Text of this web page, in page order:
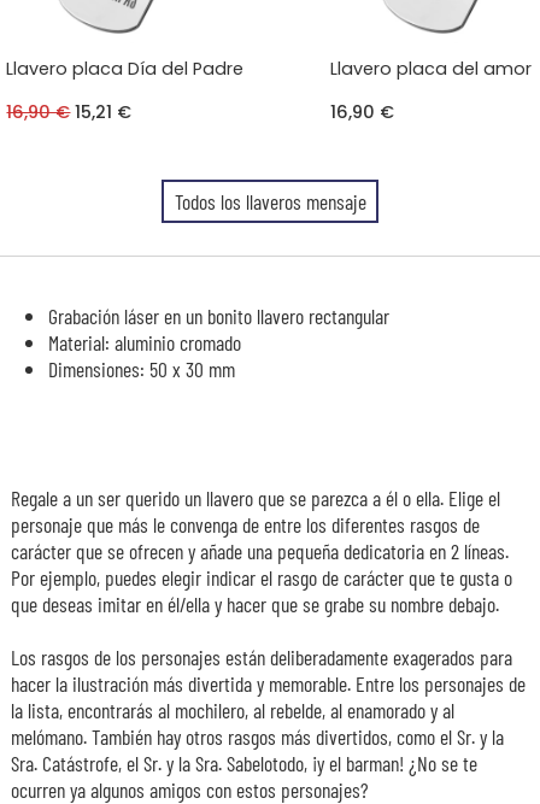
Llavero placa Día del Padre
16,90 €15,21 €
Llavero placa del amor
16,90 €
Todos los llaveros mensaje
Grabación láser en un bonito llavero rectangular
Material: aluminio cromado
Dimensiones: 50 x 30 mm
Regale a un ser querido un llavero que se parezca a él o ella. Elige el
personaje que más le convenga de entre los diferentes rasgos de
carácter que se ofrecen y añade una pequeña dedicatoria en 2 líneas.
Por ejemplo, puedes elegir indicar el rasgo de carácter que te gusta o
que deseas imitar en él/ella y hacer que se grabe su nombre debajo.
Los rasgos de los personajes están deliberadamente exagerados para
hacer la ilustración más divertida y memorable. Entre los personajes de
la lista, encontrarás al mochilero, al rebelde, al enamorado y al
melómano. También hay otros rasgos más divertidos, como el Sr. y la
Sra. Catástrofe, el Sr. y la Sra. Sabelotodo, ¡y el barman! ¿No se te
ocurren ya algunos amigos con estos personajes?